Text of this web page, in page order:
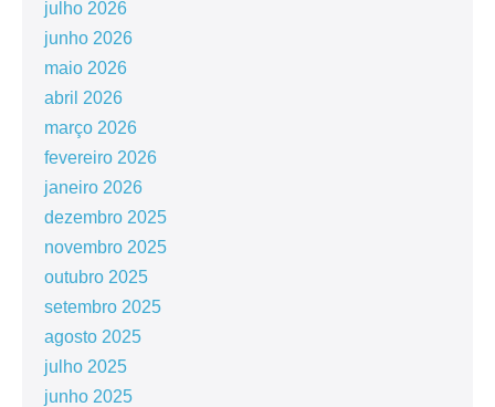
julho 2026
junho 2026
maio 2026
abril 2026
março 2026
fevereiro 2026
janeiro 2026
dezembro 2025
novembro 2025
outubro 2025
setembro 2025
agosto 2025
julho 2025
junho 2025